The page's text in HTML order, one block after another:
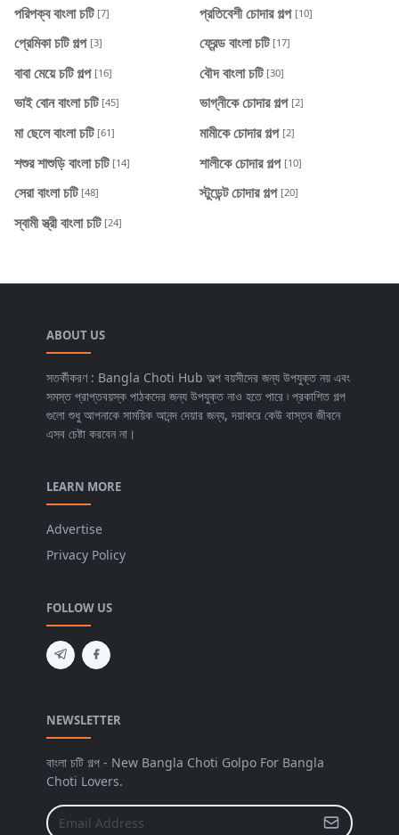
পরিপক্ব বাংলা চটি [7] প্রতিবেশী চোদার গল্প [10]
প্রেমিকা চটি গল্প [3] ফ্রেন্ড বাংলা চটি [17]
বাবা মেয়ে চটি গল্প [16] বৌদ বাংলা চটি [30]
ভাই বোন বাংলা চটি [45] ভাগ্নীকে চোদার গল্প [2]
মা ছেলে বাংলা চটি [61] মামীকে চোদার গল্প [2]
শশুর শাশুড়ি বাংলা চটি [14] শালীকে চোদার গল্প [10]
সেরা বাংলা চটি [48] স্টুডেন্ট চোদার গল্প [20]
স্বামী স্ত্রী বাংলা চটি [24]
ABOUT US
সতর্কীকরণ : Bangla Choti Hub অল্প বয়সীদের জন্য উপযুক্ত নয় এবং
সমস্ত প্রাপ্তবয়স্ক পাঠকদের জন্য উপযুক্ত নাও হতে পারে ৷ প্রকাশিত গল্প
গুলো শুধু আপনাকে সাময়িক আনন্দ দেয়ার জন্য, দয়াকরে কেউ বাস্তব জীবনে
এসব চেষ্টা করবেন না।
LEARN MORE
Advertise
Privacy Policy
FOLLOW US
NEWSLETTER
বাংলা চটি গল্প - New Bangla Choti Golpo For Bangla
Choti Lovers.